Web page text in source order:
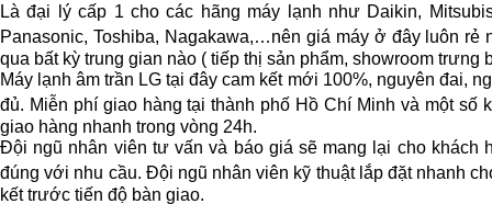
Là đại lý cấp 1 cho các hãng máy lạnh như Daikin,
Panasonic, Toshiba, Nagakawa,…nên giá máy ở đây luôn rẻ
qua bất kỳ trung gian nào ( tiếp thị sản phẩm, showroom trưng
Máy lạnh âm trần LG tại đây cam kết mới 100%, nguyên đai,
đủ. Miễn phí giao hàng tại thành phố Hồ Chí Minh và một số
giao hàng nhanh trong vòng 24h.
Đội ngũ nhân viên tư vấn và báo giá sẽ mang lại cho khách
đúng với nhu cầu. Đội ngũ nhân viên kỹ thuật lắp đặt nhanh
kết trước tiến độ bàn giao.